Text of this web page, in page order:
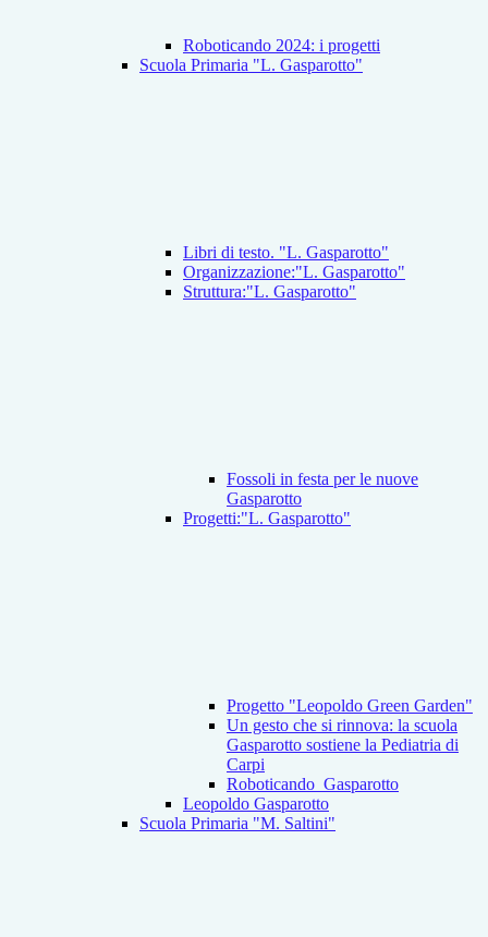
Roboticando 2024: i progetti
Scuola Primaria "L. Gasparotto"
Libri di testo. "L. Gasparotto"
Organizzazione:"L. Gasparotto"
Struttura:"L. Gasparotto"
Fossoli in festa per le nuove
Gasparotto
Progetti:"L. Gasparotto"
Progetto "Leopoldo Green Garden"
Un gesto che si rinnova: la scuola
Gasparotto sostiene la Pediatria di
Carpi
Roboticando_Gasparotto
Leopoldo Gasparotto
Scuola Primaria "M. Saltini"